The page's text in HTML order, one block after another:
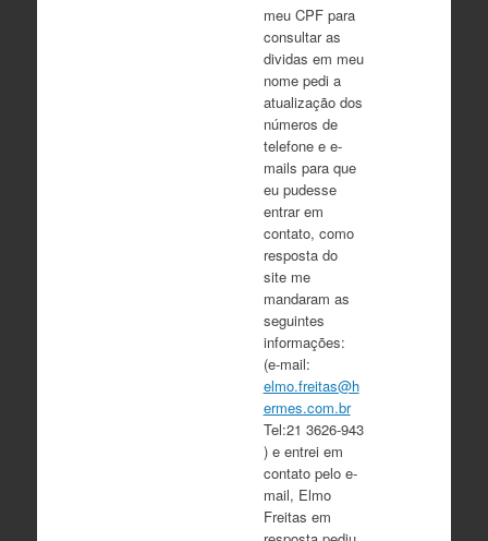
meu CPF para
consultar as
dividas em meu
nome pedi a
atualização dos
números de
telefone e e-
mails para que
eu pudesse
entrar em
contato, como
resposta do
site me
mandaram as
seguintes
informações:
(e-mail:
elmo.freitas@h
ermes.com.br
Tel:21 3626-943
) e entrei em
contato pelo e-
mail, Elmo
Freitas em